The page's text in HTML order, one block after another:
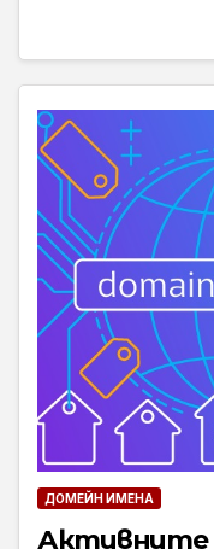
ДОМЕЙН ИМЕНА
Активните